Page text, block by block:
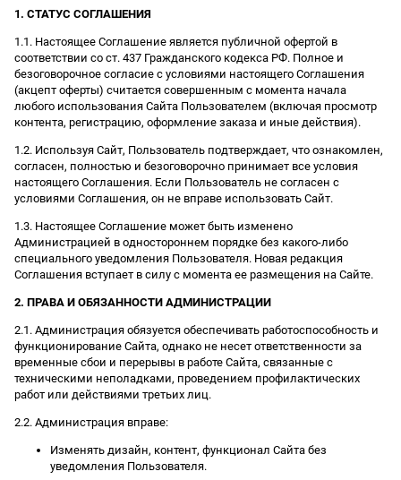
1. СТАТУС СОГЛАШЕНИЯ
1.1. Настоящее Соглашение является публичной офертой в
соответствии со ст. 437 Гражданского кодекса РФ. Полное и
безоговорочное согласие с условиями настоящего Соглашения
(акцепт оферты) считается совершенным с момента начала
любого использования Сайта Пользователем (включая просмотр
контента, регистрацию, оформление заказа и иные действия).
1.2. Используя Сайт, Пользователь подтверждает, что ознакомлен,
согласен, полностью и безоговорочно принимает все условия
настоящего Соглашения. Если Пользователь не согласен с
условиями Соглашения, он не вправе использовать Сайт.
1.3. Настоящее Соглашение может быть изменено
Администрацией в одностороннем порядке без какого-либо
специального уведомления Пользователя. Новая редакция
Соглашения вступает в силу с момента ее размещения на Сайте.
2. ПРАВА И ОБЯЗАННОСТИ АДМИНИСТРАЦИИ
2.1. Администрация обязуется обеспечивать работоспособность и
функционирование Сайта, однако не несет ответственности за
временные сбои и перерывы в работе Сайта, связанные с
техническими неполадками, проведением профилактических
работ или действиями третьих лиц.
2.2. Администрация вправе:
Изменять дизайн, контент, функционал Сайта без
уведомления Пользователя.